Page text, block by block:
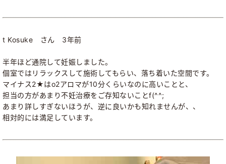
t Kosuke さん 3年前
半年ほど通院して妊娠しました。
個室ではリラックスして施術してもらい、 落ち着いた空間です。
マイナス2★はo2アロマが10分くらいなのに高いことと、
担当の方があまり不妊治療をご存知ないことf(^^;
あまり詳しすぎないほうが、逆に良いかも知れませんが、、
相対的には満足しています。